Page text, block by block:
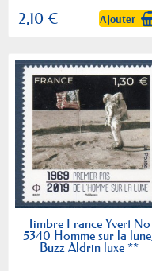
2,10 € Ajouter
Timbre France Yvert No
5340 Homme sur la lune,
Buzz Aldrin luxe **